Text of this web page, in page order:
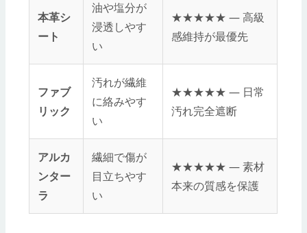
本革シ
ート
油や塩分が
浸透しやす
い
★★★★★ — 高級
感維持が最優先
ファブ
リック
汚れが繊維
に絡みやす
い
★★★★★ — 日常
汚れ完全遮断
アルカ
ンター
ラ
繊細で傷が
目立ちやす
い
★★★★★ — 素材
本来の質感を保護